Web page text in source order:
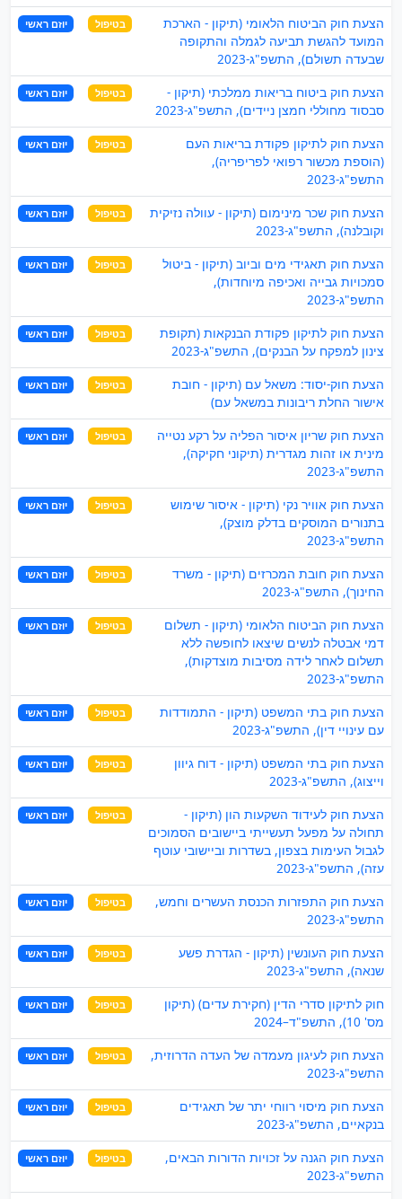
הצעת חוק הביטוח הלאומי (תיקון - הארכת
המועד להגשת תביעה לגמלה והתקופה
שבעדה תשולם), התשפ"ג-2023
בטיפול יוזם ראשי
הצעת חוק ביטוח בריאות ממלכתי (תיקון -
סבסוד מחוללי חמצן ניידים), התשפ"ג-2023
בטיפול יוזם ראשי
הצעת חוק לתיקון פקודת בריאות העם
(הוספת מכשור רפואי לפריפריה),
התשפ"ג-2023
בטיפול יוזם ראשי
הצעת חוק שכר מינימום (תיקון - עוולה נזיקית
וקובלנה), התשפ"ג-2023
בטיפול יוזם ראשי
הצעת חוק תאגידי מים וביוב (תיקון - ביטול
סמכויות גבייה ואכיפה מיוחדות),
התשפ"ג-2023
בטיפול יוזם ראשי
הצעת חוק לתיקון פקודת הבנקאות (תקופת
צינון למפקח על הבנקים), התשפ"ג-2023
בטיפול יוזם ראשי
הצעת חוק-יסוד: משאל עם (תיקון - חובת
אישור החלת ריבונות במשאל עם)
בטיפול יוזם ראשי
הצעת חוק שריון איסור הפליה על רקע נטייה
מינית או זהות מגדרית (תיקוני חקיקה),
התשפ"ג-2023
בטיפול יוזם ראשי
הצעת חוק אוויר נקי (תיקון - איסור שימוש
בתנורים המוסקים בדלק מוצק),
התשפ"ג-2023
בטיפול יוזם ראשי
הצעת חוק חובת המכרזים (תיקון - משרד
החינוך), התשפ"ג-2023
בטיפול יוזם ראשי
הצעת חוק הביטוח הלאומי (תיקון - תשלום
דמי אבטלה לנשים שיצאו לחופשה ללא
תשלום לאחר לידה מסיבות מוצדקות),
התשפ"ג-2023
בטיפול יוזם ראשי
הצעת חוק בתי המשפט (תיקון - התמודדות
עם עינויי דין), התשפ"ג-2023
בטיפול יוזם ראשי
הצעת חוק בתי המשפט (תיקון - דוח גיוון
וייצוג), התשפ"ג-2023
בטיפול יוזם ראשי
הצעת חוק לעידוד השקעות הון (תיקון -
תחולה על מפעל תעשייתי ביישובים הסמוכים
לגבול העימות בצפון, בשדרות וביישובי עוטף
עזה), התשפ"ג-2023
בטיפול יוזם ראשי
הצעת חוק התפזרות הכנסת העשרים וחמש,
התשפ"ג-2023
בטיפול יוזם ראשי
הצעת חוק העונשין (תיקון - הגדרת פשע
שנאה), התשפ"ג-2023
בטיפול יוזם ראשי
חוק לתיקון סדרי הדין (חקירת עדים) (תיקון
מס' 10), התשפ"ד–2024
בטיפול יוזם ראשי
הצעת חוק לעיגון מעמדה של העדה הדרוזית,
התשפ"ג-2023
בטיפול יוזם ראשי
הצעת חוק מיסוי רווחי יתר של תאגידים
בנקאיים, התשפ"ג-2023
בטיפול יוזם ראשי
הצעת חוק הגנה על זכויות הדורות הבאים,
התשפ"ג-2023
בטיפול יוזם ראשי